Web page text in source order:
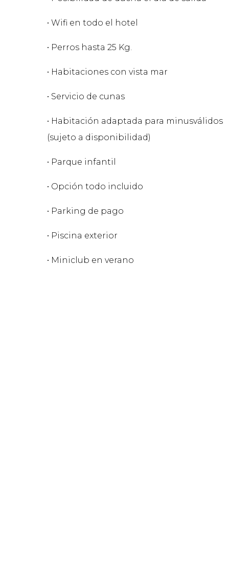
• Wifi en todo el hotel
• Perros hasta 25 Kg.
• Habitaciones con vista mar
• Servicio de cunas
• Habitación adaptada para minusválidos
(sujeto a disponibilidad)
• Parque infantil
• Opción todo incluido
• Parking de pago
• Piscina exterior
• Miniclub en verano